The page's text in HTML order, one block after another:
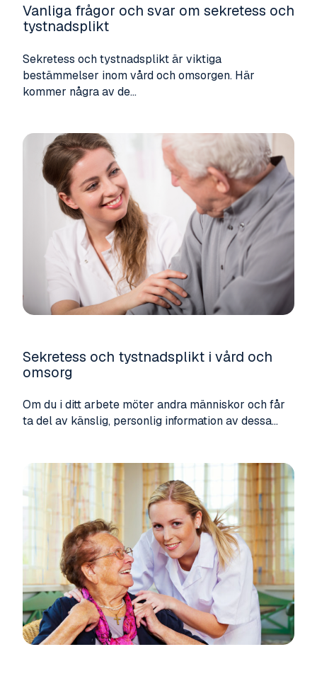
Vanliga frågor och svar om sekretess och
tystnadsplikt
Sekretess och tystnadsplikt är viktiga
bestämmelser inom vård och omsorgen. Här
kommer några av de...
Sekretess och tystnadsplikt i vård och
omsorg
Om du i ditt arbete möter andra människor och får
ta del av känslig, personlig information av dessa...